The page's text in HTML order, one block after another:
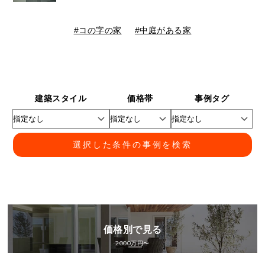
コの字の家 中庭がある家
建築スタイル 価格帯 事例タグ
選択した条件の事例を検索
価格別で見る
2000万円〜